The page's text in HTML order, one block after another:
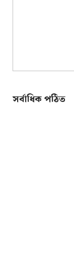
সর্বাধিক পঠিত